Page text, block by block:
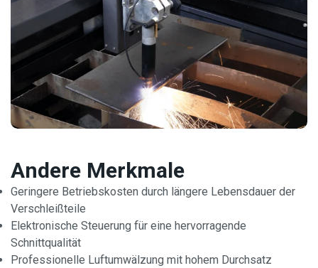
Andere Merkmale
Geringere Betriebskosten durch längere Lebensdauer der
Verschleißteile
Elektronische Steuerung für eine hervorragende
Schnittqualität
Professionelle Luftumwälzung mit hohem Durchsatz